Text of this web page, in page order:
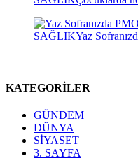
SAĞLIKYaz
KATEGORİLER
GÜNDEM
DÜNYA
SİYASET
3. SAYFA